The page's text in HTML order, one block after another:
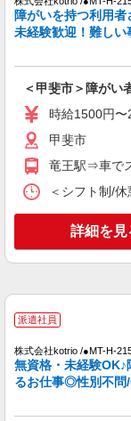
派遣社員
株式会社kotrio /●MT-
派遣社員
株式会社kotrio /●MT-
障がいを持つ利用者
未経験歓迎！難しい
＜甲斐市＞障がい
時給1500円
甲斐市
竜王駅⇒車で
＜シフト制/
詳細を見
派遣社員
株式会社kotrio /●MT-H-
無資格・未経験OK♪
るお仕事◎性別不問